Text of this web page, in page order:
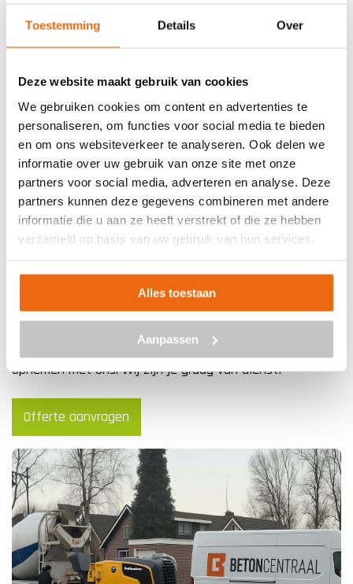
Toestemming Details Over
Deze website maakt gebruik van cookies
We gebruiken cookies om content en advertenties te
personaliseren, om functies voor social media te bieden
en om ons websiteverkeer te analyseren. Ook delen we
informatie over uw gebruik van onze site met onze
partners voor social media, adverteren en analyse. Deze
partners kunnen deze gegevens combineren met andere
informatie die u aan ze heeft verstrekt of die ze hebben
verzameld op basis van uw gebruik van hun services.
Alles toestaan
Aanpassen
Beton laten storten in Wijchen?
Wil je beton bestellen en het laten storten op jouw
gewenste locatie in Wijchen? Betoncentraal is de ideale
partner voor alles met betrekking tot beton. Neem
vrijblijvend contact met ons op viainfo@betoncentraal.nl
. Wil je graag meer informatie over de
mogelijkheden? Ook dan kan je uiteraard contact
opnemen met ons. Wij zijn je graag van dienst!
Offerte aanvragen